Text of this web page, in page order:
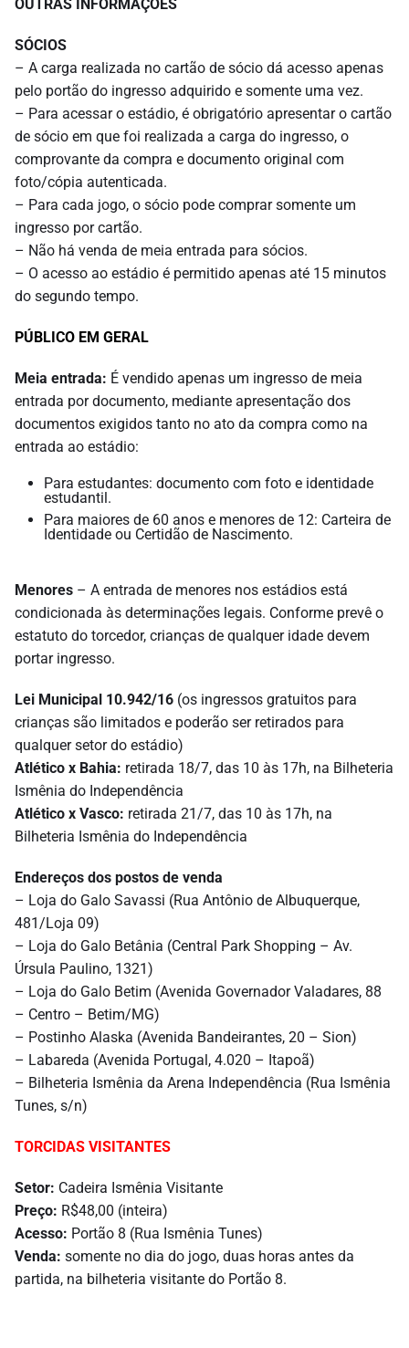
OUTRAS INFORMAÇÕES
SÓCIOS
– A carga realizada no cartão de sócio dá acesso apenas
pelo portão do ingresso adquirido e somente uma vez.
– Para acessar o estádio, é obrigatório apresentar o cartão
de sócio em que foi realizada a carga do ingresso, o
comprovante da compra e documento original com
foto/cópia autenticada.
– Para cada jogo, o sócio pode comprar somente um
ingresso por cartão.
– Não há venda de meia entrada para sócios.
– O acesso ao estádio é permitido apenas até 15 minutos
do segundo tempo.
PÚBLICO EM GERAL
Meia entrada: É vendido apenas um ingresso de meia
entrada por documento, mediante apresentação dos
documentos exigidos tanto no ato da compra como na
entrada ao estádio:
Para estudantes: documento com foto e identidade
estudantil.
Para maiores de 60 anos e menores de 12: Carteira de
Identidade ou Certidão de Nascimento.
Menores – A entrada de menores nos estádios está
condicionada às determinações legais. Conforme prevê o
estatuto do torcedor, crianças de qualquer idade devem
portar ingresso.
Lei Municipal 10.942/16 (os ingressos gratuitos para
crianças são limitados e poderão ser retirados para
qualquer setor do estádio)
Atlético x Bahia: retirada 18/7, das 10 às 17h, na Bilheteria
Ismênia do Independência
Atlético x Vasco: retirada 21/7, das 10 às 17h, na
Bilheteria Ismênia do Independência
Endereços dos postos de venda
– Loja do Galo Savassi (Rua Antônio de Albuquerque,
481/Loja 09)
– Loja do Galo Betânia (Central Park Shopping – Av.
Úrsula Paulino, 1321)
– Loja do Galo Betim (Avenida Governador Valadares, 88
– Centro – Betim/MG)
– Postinho Alaska (Avenida Bandeirantes, 20 – Sion)
– Labareda (Avenida Portugal, 4.020 – Itapoã)
– Bilheteria Ismênia da Arena Independência (Rua Ismênia
Tunes, s/n)
TORCIDAS VISITANTES
Setor: Cadeira Ismênia Visitante
Preço: R$48,00 (inteira)
Acesso: Portão 8 (Rua Ismênia Tunes)
Venda: somente no dia do jogo, duas horas antes da
partida, na bilheteria visitante do Portão 8.